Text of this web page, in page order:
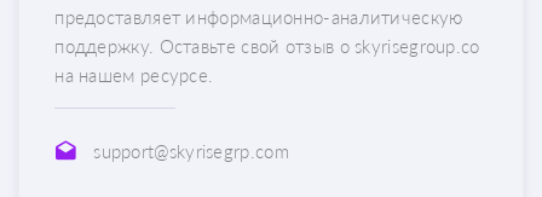
предоставляет информационно-аналитическую
поддержку. Оставьте свой отзыв о skyrisegroup.co
на нашем ресурсе.
support@skyrisegrp.com